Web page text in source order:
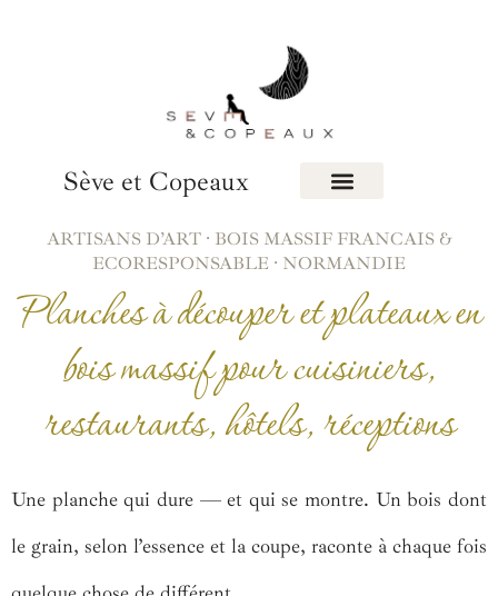
Sève et Copeaux
ARTISANS D’ART · BOIS MASSIF FRANCAIS &
ECORESPONSABLE · NORMANDIE
Planches à découper et plateaux en
bois massif pour cuisiniers,
restaurants, hôtels, réceptions
Une planche qui dure — et qui se montre. Un bois dont
le grain, selon l’essence et la coupe, raconte à chaque fois